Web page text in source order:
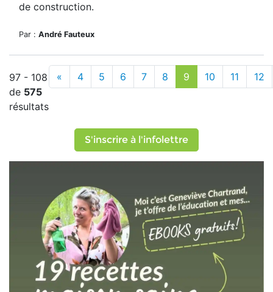
de construction.
Par : André Fauteux
97 - 108
de 575
résultats
« 4 5 6 7 8 9 10 11 12
S'inscrire à l'infolettre